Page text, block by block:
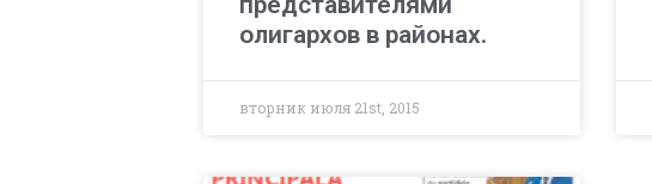
олигархов в районах.
вторник июля 21st, 2015